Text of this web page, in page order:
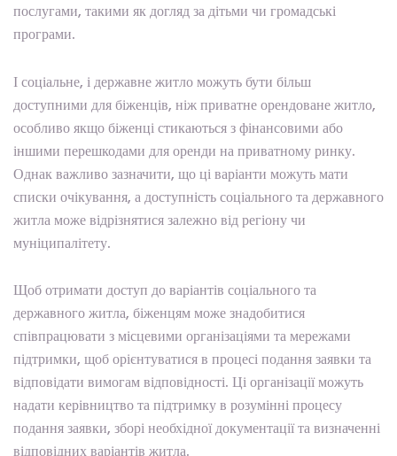
послугами, такими як догляд за дітьми чи громадські
програми.
І соціальне, і державне житло можуть бути більш
доступними для біженців, ніж приватне орендоване житло,
особливо якщо біженці стикаються з фінансовими або
іншими перешкодами для оренди на приватному ринку.
Однак важливо зазначити, що ці варіанти можуть мати
списки очікування, а доступність соціального та державного
житла може відрізнятися залежно від регіону чи
муніципалітету.
Щоб отримати доступ до варіантів соціального та
державного житла, біженцям може знадобитися
співпрацювати з місцевими організаціями та мережами
підтримки, щоб орієнтуватися в процесі подання заявки та
відповідати вимогам відповідності. Ці організації можуть
надати керівництво та підтримку в розумінні процесу
подання заявки, зборі необхідної документації та визначенні
відповідних варіантів житла.